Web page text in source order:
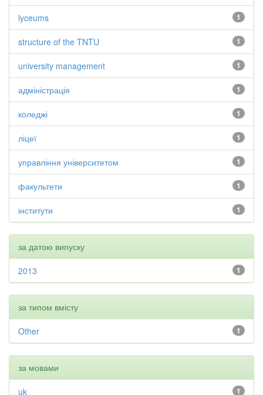
1
lyceums
1
structure of the TNTU
1
university management
1
адміністрація
1
коледжі
1
ліцеї
1
управління університетом
1
факультети
1
інститути
за датою випуску
1
2013
за типом вмісту
1
Other
за мовами
1
uk